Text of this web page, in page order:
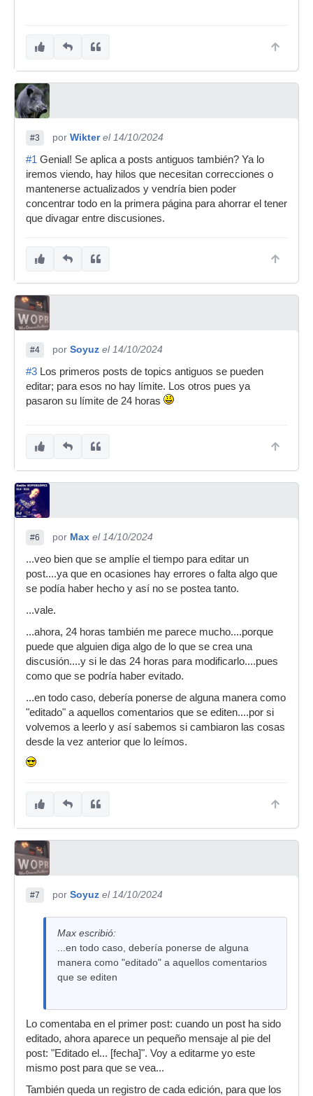
#3 por Wikter el 14/10/2024
#1 Genial! Se aplica a posts antiguos también? Ya lo
iremos viendo, hay hilos que necesitan correcciones o
mantenerse actualizados y vendría bien poder
concentrar todo en la primera página para ahorrar el tener
que divagar entre discusiones.
#4 por Soyuz el 14/10/2024
#3 Los primeros posts de topics antiguos se pueden
editar; para esos no hay límite. Los otros pues ya
pasaron su límite de 24 horas
#6 por Max el 14/10/2024
...veo bien que se amplíe el tiempo para editar un
post....ya que en ocasiones hay errores o falta algo que
se podía haber hecho y así no se postea tanto.
...vale.
...ahora, 24 horas también me parece mucho....porque
puede que alguien diga algo de lo que se crea una
discusión....y si le das 24 horas para modificarlo....pues
como que se podría haber evitado.
...en todo caso, debería ponerse de alguna manera como
"editado" a aquellos comentarios que se editen....por si
volvemos a leerlo y así sabemos si cambiaron las cosas
desde la vez anterior que lo leímos.
#7 por Soyuz el 14/10/2024
Max escribió:
...en todo caso, debería ponerse de alguna
manera como "editado" a aquellos comentarios
que se editen
Lo comentaba en el primer post: cuando un post ha sido
editado, ahora aparece un pequeño mensaje al pie del
post: "Editado el... [fecha]". Voy a editarme yo este
mismo post para que se vea...
También queda un registro de cada edición, para que los